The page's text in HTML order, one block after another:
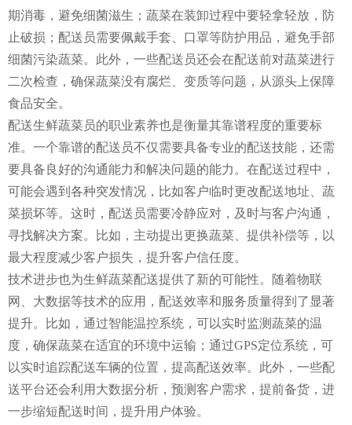
期消毒，避免细菌滋生；蔬菜在装卸过程中要轻拿轻放，防
止破损；配送员需要佩戴手套、口罩等防护用品，避免手部
细菌污染蔬菜。此外，一些配送员还会在配送前对蔬菜进行
二次检查，确保蔬菜没有腐烂、变质等问题，从源头上保障
食品安全。
配送生鲜蔬菜员的职业素养也是衡量其靠谱程度的重要标
准。一个靠谱的配送员不仅需要具备专业的配送技能，还需
要具备良好的沟通能力和解决问题的能力。在配送过程中，
可能会遇到各种突发情况，比如客户临时更改配送地址、蔬
菜损坏等。这时，配送员需要冷静应对，及时与客户沟通，
寻找解决方案。比如，主动提出更换蔬菜、提供补偿等，以
最大程度减少客户损失，提升客户信任度。
技术进步也为生鲜蔬菜配送提供了新的可能性。随着物联
网、大数据等技术的应用，配送效率和服务质量得到了显著
提升。比如，通过智能温控系统，可以实时监测蔬菜的温
度，确保蔬菜在适宜的环境中运输；通过GPS定位系统，可
以实时追踪配送车辆的位置，提高配送效率。此外，一些配
送平台还会利用大数据分析，预测客户需求，提前备货，进
一步缩短配送时间，提升用户体验。